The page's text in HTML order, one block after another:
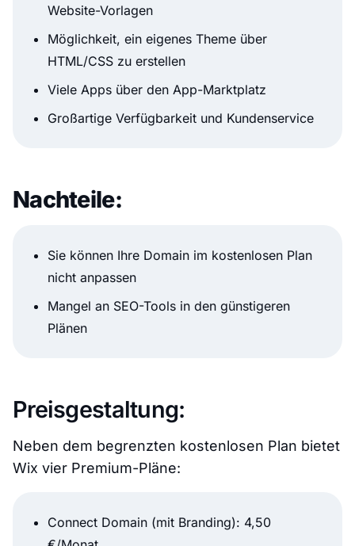
Website-Vorlagen
Möglichkeit, ein eigenes Theme über
HTML/CSS zu erstellen
Viele Apps über den App-Marktplatz
Großartige Verfügbarkeit und Kundenservice
Nachteile:
Sie können Ihre Domain im kostenlosen Plan
nicht anpassen
Mangel an SEO-Tools in den günstigeren
Plänen
Preisgestaltung:
Neben dem begrenzten kostenlosen Plan bietet
Wix vier Premium-Pläne:
Connect Domain (mit Branding): 4,50